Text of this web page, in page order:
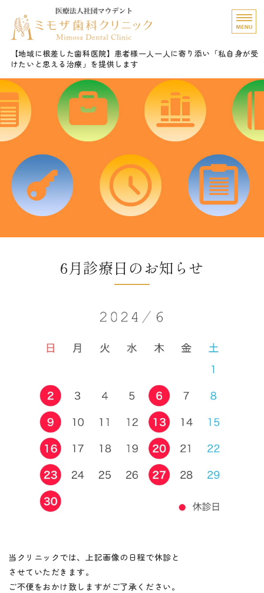
愛知県名古屋市 ミモザ
【地域に根差した歯科医院】患者様一人一人に寄り添い「私自身が受
けたいと思える治療」を提供します
ホーム
診療内容
医院概要・Gallery
ご予約
6月診療日のお知らせ
当クリニックでは、上記画像の日程で休診と
させていただきます。
ご不便をおかけ致しますがご了承ください。